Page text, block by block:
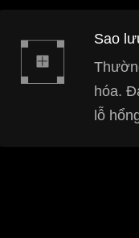
Sao
hóa.
lỗ